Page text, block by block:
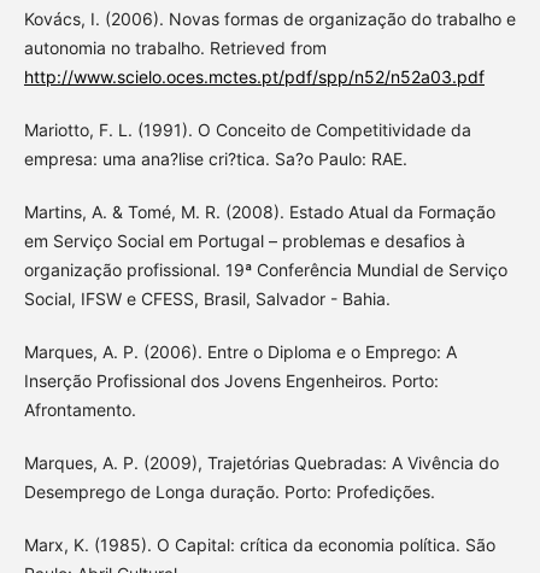
Kovács, I. (2006). Novas formas de organização do trabalho e
autonomia no trabalho. Retrieved from
http://www.scielo.oces.mctes.pt/pdf/spp/n52/n52a03.pdf
Mariotto, F. L. (1991). O Conceito de Competitividade da
empresa: uma ana?lise cri?tica. Sa?o Paulo: RAE.
Martins, A. & Tomé, M. R. (2008). Estado Atual da Formação
em Serviço Social em Portugal – problemas e desafios à
organização profissional. 19ª Conferência Mundial de Serviço
Social, IFSW e CFESS, Brasil, Salvador - Bahia.
Marques, A. P. (2006). Entre o Diploma e o Emprego: A
Inserção Profissional dos Jovens Engenheiros. Porto:
Afrontamento.
Marques, A. P. (2009), Trajetórias Quebradas: A Vivência do
Desemprego de Longa duração. Porto: Profedições.
Marx, K. (1985). O Capital: crítica da economia política. São